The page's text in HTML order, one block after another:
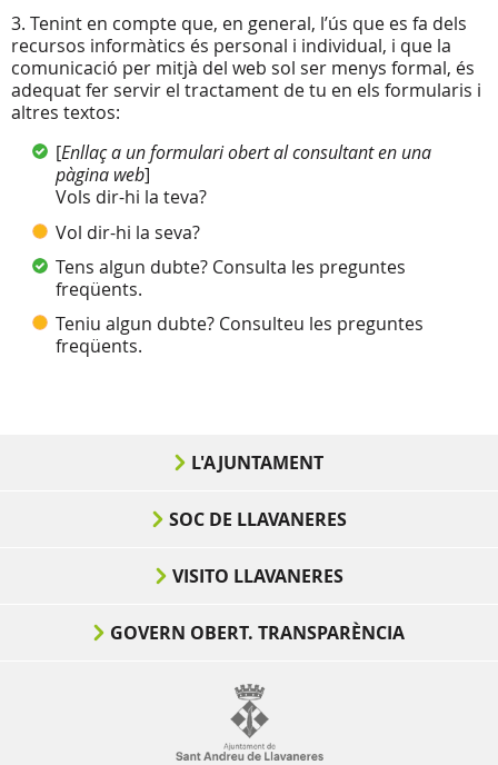
3. Tenint en compte que, en general, l’ús que es fa dels
recursos informàtics és personal i individual, i que la
comunicació per mitjà del web sol ser menys formal, és
adequat fer servir el tractament de tu en els formularis i
altres textos:
[Enllaç a un formulari obert al consultant en una
pàgina web]
Vols dir-hi la teva?
Vol dir-hi la seva?
Tens algun dubte? Consulta les preguntes
freqüents.
Teniu algun dubte? Consulteu les preguntes
freqüents.
L'AJUNTAMENT
SOC DE LLAVANERES
VISITO LLAVANERES
GOVERN OBERT. TRANSPARÈNCIA